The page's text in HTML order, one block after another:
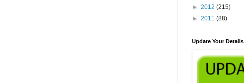
► 2012 (215)
► 2011 (88)
Update Your Details